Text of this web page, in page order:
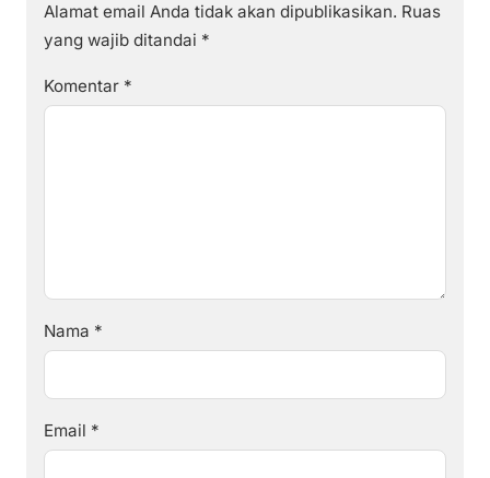
Alamat email Anda tidak akan dipublikasikan. Ruas
yang wajib ditandai *
Komentar *
Nama *
Email *